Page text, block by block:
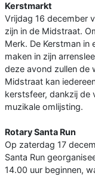
Kerstmarkt
Vrijdag 16 december
zijn in de Midstraat.
Merk. De Kerstman
maken in zijn
deze avond zullen de
Midstraat kan
kerstsfeer, dankzij de
muzikale omlijsting.
Rotary Santa Run
Op zaterdag 17
Santa Run
14.00 uur beginnen,